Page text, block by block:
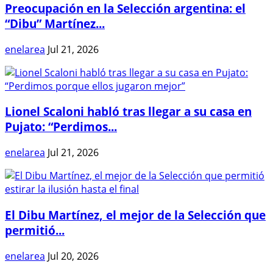
Preocupación en la Selección argentina: el
“Dibu” Martínez...
enelarea Jul 21, 2026
Lionel Scaloni habló tras llegar a su casa en
Pujato: “Perdimos...
enelarea Jul 21, 2026
El Dibu Martínez, el mejor de la Selección que
permitió...
enelarea Jul 20, 2026